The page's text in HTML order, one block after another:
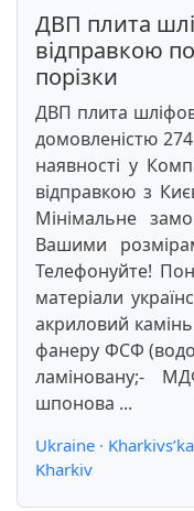
ДВП плита
відправкою
порізки
ДВП плита
домовленістю
наявності у
відправкою з
Мінімальне
Вашими
Телефонуйте!
матеріали
акриловий
фанеру ФСФ
ламіновану;-
шпонова ...
Ukraine ·
Kharkiv